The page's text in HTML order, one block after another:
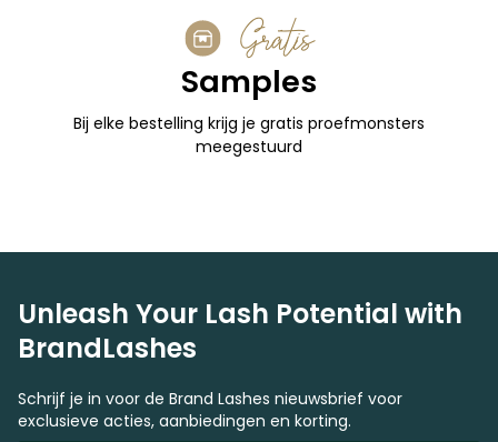
Gratis
Samples
Bij elke bestelling krijg je gratis proefmonsters
meegestuurd
Unleash Your Lash Potential with
BrandLashes
Schrijf je in voor de Brand Lashes nieuwsbrief voor
exclusieve acties, aanbiedingen en korting.